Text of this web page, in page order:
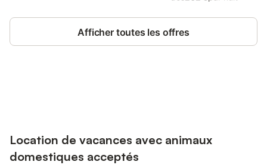
Afficher toutes les offres
Location de vacances avec animaux
domestiques acceptés